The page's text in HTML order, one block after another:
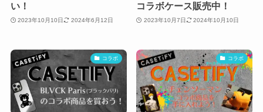
い！
2023年10月10日 2024年6月12日
コラボケース販売中！
2023年10月7日 2024年10月10日
コラボ コラボ